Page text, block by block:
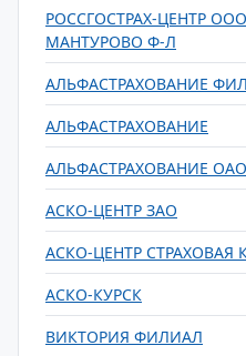
РОССГОСТРАХ-ЦЕНТР
МАНТУРОВО Ф-Л
АЛЬФАСТРАХОВАНИЕ
АЛЬФАСТРАХОВАНИЕ
АЛЬФАСТРАХОВАНИЕ
АСКО-ЦЕНТР ЗАО
АСКО-ЦЕНТР
АСКО-КУРСК
ВИКТОРИЯ ФИЛИАЛ